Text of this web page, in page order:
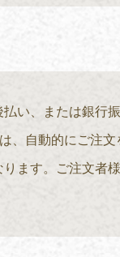
い、または銀行
自動的にご注文
ます。ご注文者